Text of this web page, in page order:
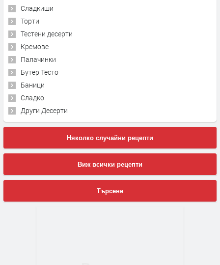
Сладкиши
Торти
Тестени десерти
Кремове
Палачинки
Бутер Тесто
Баници
Сладко
Други Десерти
Няколко случайни рецепти
Виж всички рецепти
Търсене